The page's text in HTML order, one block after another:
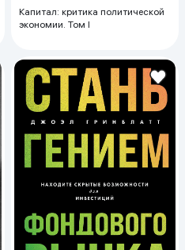
Капитал: критика политической
экономии. Том I